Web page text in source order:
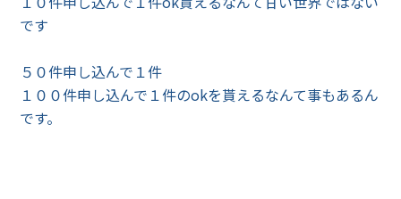
です
５０件申し込んで１件
１００件申し込んで１件のokを貰えるなんて事もあるん
です。